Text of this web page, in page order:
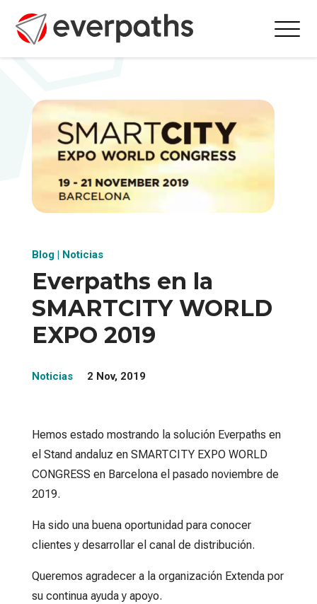
Blog| Noticias
Everpaths en la
SMARTCITY WORLD
EXPO 2019
Noticias 2 Nov, 2019
Hemos estado mostrando la solución Everpaths en
el Stand andaluz en SMARTCITY EXPO WORLD
CONGRESS en Barcelona el pasado noviembre de
2019.
Ha sido una buena oportunidad para conocer
clientes y desarrollar el canal de distribución.
Queremos agradecer a la organización Extenda por
su continua ayuda y apoyo.